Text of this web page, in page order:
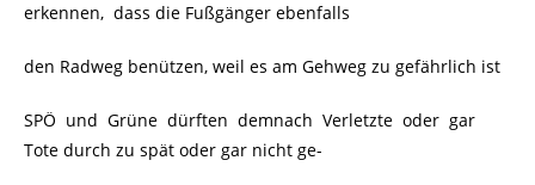
erkennen, dass die Fußgänger ebenfalls
den Radweg benützen, weil es am Gehweg zu gefährlich ist
SPÖ und Grüne dürften demnach Verletzte oder gar
Tote durch zu spät oder gar nicht ge-